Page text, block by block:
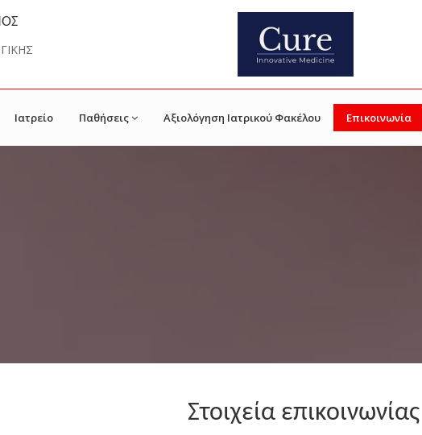
Ιατρείο Παθήσεις Αξιολόγηση Ιατρικού Φακέλου Επικοινωνία
Στοιχεία επικοινωνίας